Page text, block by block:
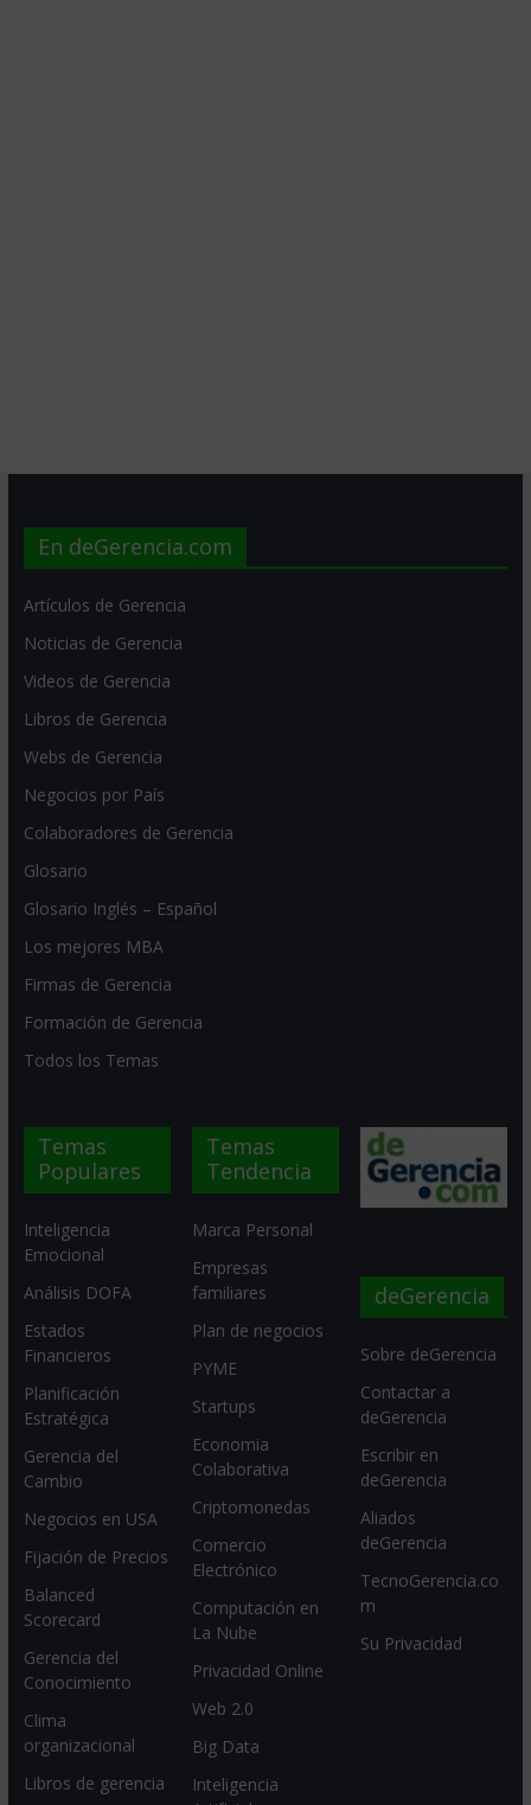
En deGerencia.com
Artículos de Gerencia
Noticias de Gerencia
Videos de Gerencia
Libros de Gerencia
Webs de Gerencia
Negocios por País
Colaboradores de Gerencia
Glosario
Glosario Inglés – Español
Los mejores MBA
Firmas de Gerencia
Formación de Gerencia
Todos los Temas
Temas
Populares
Inteligencia
Emocional
Análisis DOFA
Estados
Financieros
Planificación
Estratégica
Gerencia del
Cambio
Negocios en USA
Fijación de Precios
Balanced
Scorecard
Gerencia del
Conocimiento
Clima
organizacional
Libros de gerencia
Temas
Tendencia
Marca Personal
Empresas
familiares
Plan de negocios
PYME
Startups
Economia
Colaborativa
Criptomonedas
Comercio
Electrónico
Computación en
La Nube
Privacidad Online
Web 2.0
Big Data
Inteligencia
deGerencia
Sobre deGerencia
Contactar a
deGerencia
Escribir en
deGerencia
Aliados
deGerencia
TecnoGerencia.co
m
Su Privacidad